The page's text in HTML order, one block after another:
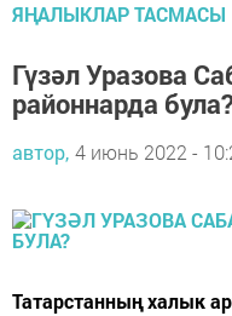
ЯҢАЛЫКЛАР ТАСМАСЫ
Гүзәл Уразова
районнарда
автор, 4 июнь 2022 -
Татарстанның халык